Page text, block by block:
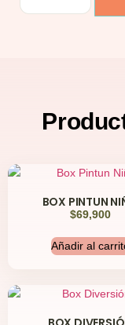
BOX PINTUN
$69,900
Añadir al